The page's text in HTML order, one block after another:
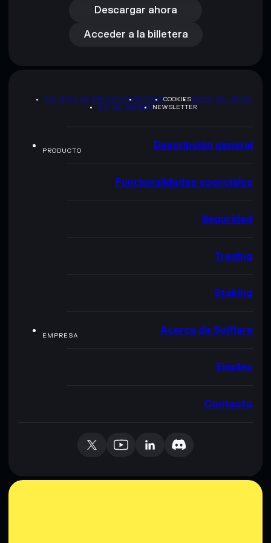
Descargar ahora
Acceder a la billetera
Acceder a la billetera
POLÍTICA DE PRIVACIDADTERMSCOOKIESMAPA DEL SITIO
KIT DE MARCA NEWSLETTER
PRODUCTO Descripción general
Funcionalidades esenciales
Seguridad
Trading
Staking
EMPRESA Acerca de Solflare
Empleo
Contacto